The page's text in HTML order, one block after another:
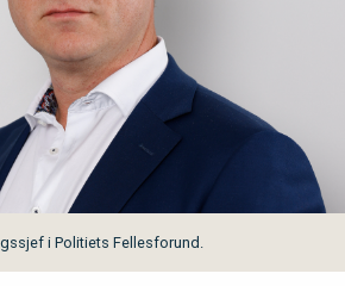
i Politiets Fellesforund.